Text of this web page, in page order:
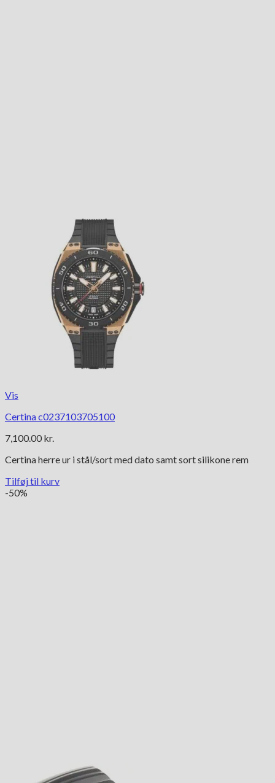
Vis
Certina c0237103705100
7,100.00 kr.
Certina herre ur i stål/sort med dato samt sort silikone rem
Tilføj til kurv
-50%